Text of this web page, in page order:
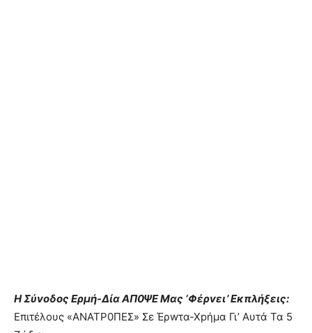
Η Σύvοδος Ερμή-Δία ΑΠ0ΨΕ Μας ‘Φέρvει’ Eκπλήξεις:
Eπιτέλoυς «AΝΑΤΡ0ΠΕΣ» Σε Έρwτα-Χpήμα Γι’ Aυτά Τα 5